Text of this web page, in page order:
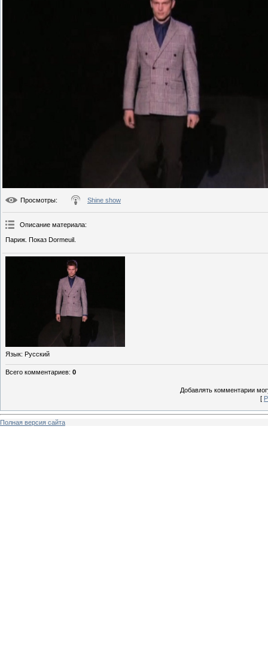
Просмотры: Shine show
Описание материала:
Париж. Показ Dormeuil.
Язык: Русский
Всего комментариев: 0
Добавлять комментарии
[
Полная версия сайта